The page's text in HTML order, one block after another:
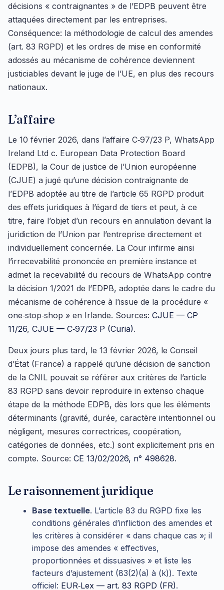
décisions « contraignantes » de l’EDPB peuvent être
attaquées directement par les entreprises.
Conséquence: la méthodologie de calcul des amendes
(art. 83 RGPD) et les ordres de mise en conformité
adossés au mécanisme de cohérence deviennent
justiciables devant le juge de l’UE, en plus des recours
nationaux.
L’affaire
Le 10 février 2026, dans l’affaire C‑97/23 P, WhatsApp
Ireland Ltd c. European Data Protection Board
(EDPB), la Cour de justice de l’Union européenne
(CJUE) a jugé qu’une décision contraignante de
l’EDPB adoptée au titre de l’article 65 RGPD produit
des effets juridiques à l’égard de tiers et peut, à ce
titre, faire l’objet d’un recours en annulation devant la
juridiction de l’Union par l’entreprise directement et
individuellement concernée. La Cour infirme ainsi
l’irrecevabilité prononcée en première instance et
admet la recevabilité du recours de WhatsApp contre
la décision 1/2021 de l’EDPB, adoptée dans le cadre du
mécanisme de cohérence à l’issue de la procédure «
one‑stop‑shop » en Irlande. Sources: CJUE — CP
11/26, CJUE — C‑97/23 P (Curia).
Deux jours plus tard, le 13 février 2026, le Conseil
d’État (France) a rappelé qu’une décision de sanction
de la CNIL pouvait se référer aux critères de l’article
83 RGPD sans devoir reproduire in extenso chaque
étape de la méthode EDPB, dès lors que les éléments
déterminants (gravité, durée, caractère intentionnel ou
négligent, mesures correctrices, coopération,
catégories de données, etc.) sont explicitement pris en
compte. Source: CE 13/02/2026, n° 498628.
Le raisonnement juridique
Base textuelle. L’article 83 du RGPD fixe les
conditions générales d’infliction des amendes et
les critères à considérer « dans chaque cas »; il
impose des amendes « effectives,
proportionnées et dissuasives » et liste les
facteurs d’ajustement (83(2)(a) à (k)). Texte
officiel: EUR‑Lex — art. 83 RGPD (FR).